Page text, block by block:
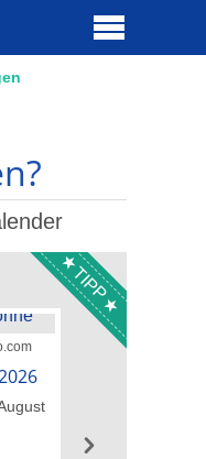
TIPP
Bildrechte: GM013
09. August 2026